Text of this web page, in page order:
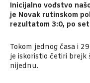
Inicijalno vođstvo
je Novak rutinskom
rezultatom 3:0, po
Tokom jednog časa i
je iskoristio četiri brejk
nijednu.